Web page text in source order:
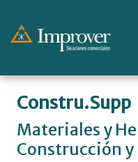
Constru.Supp
Materiales y
Construcción y